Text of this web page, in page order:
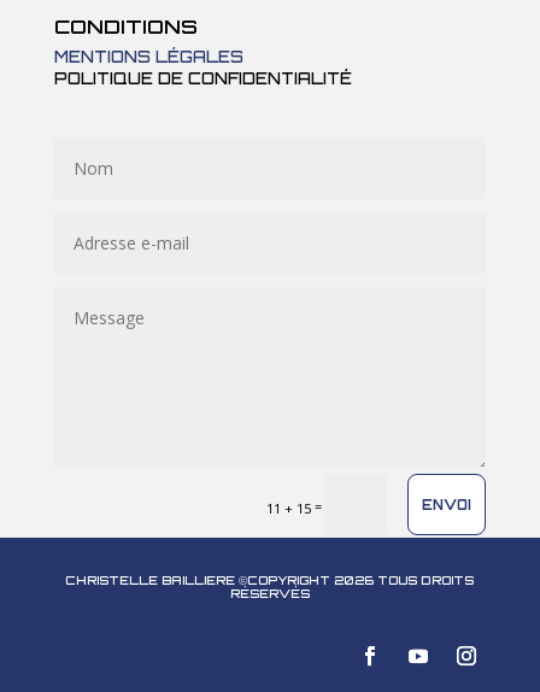
CONDITIONS
MENTIONS LÉGALES
POLITIQUE DE CONFIDENTIALITÉ
11 + 15 = ENVOI
CHRISTELLE BAILLIERE ©COPYRIGHT 2026 TOUS DROITS
RÉSERVÉS